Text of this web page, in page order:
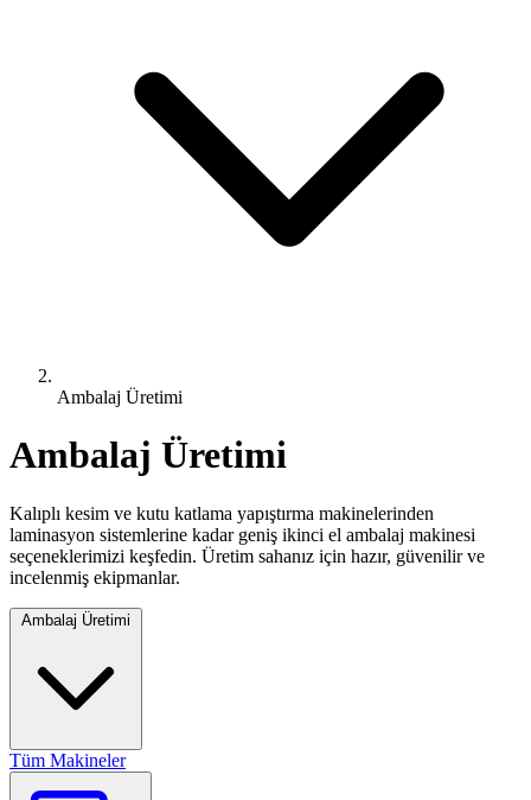
Ambalaj Üretimi
Ambalaj Üretimi
Kalıplı kesim ve kutu katlama yapıştırma makinelerinden
laminasyon sistemlerine kadar geniş ikinci el ambalaj makinesi
seçeneklerimizi keşfedin. Üretim sahanız için hazır, güvenilir ve
incelenmiş ekipmanlar.
Ambalaj Üretimi
Tüm Makineler